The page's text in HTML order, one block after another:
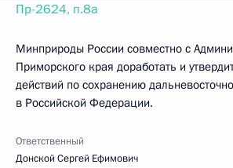
Пр-2624, п.8а
Минприроды России совместно с
Приморского края доработать и
действий по сохранению
в Российской Федерации.
Ответственный
Донской Сергей Ефимович